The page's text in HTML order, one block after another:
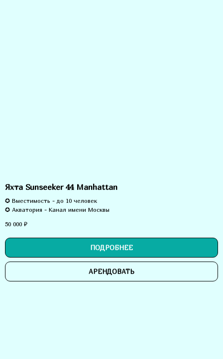
Яхта Sunseeker 44 Manhattan
✪ Вместимость - до 10 человек
✪ Акватория - Канал имени Москвы
50 000 ₽
ПОДРОБНЕЕ
АРЕНДОВАТЬ